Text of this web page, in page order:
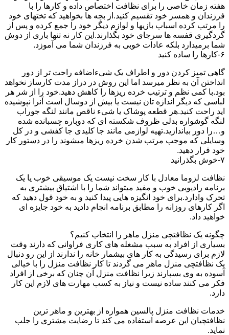
هفته زمان خاصی را برای نظافت اختصاص داده و کارها را با
فرزندان و همسر خود تقسیم کنید.از بچه ها بخواهید که تختهای خود
را مرتب کرده اسباب بازیها و لوازم دیگر خود را جمع کرده و پس از
گردگیری قفسه ها سرجای خود بگذارند.این کار نه تنها باری از دوش
شما برمیدارد بلکه عادات خوبی به فرزندان شما می آموزد.
۶-کارها را ساده کنید
گاهی تمیز کردن دور و اطراف یک شیءاضافه راحت تر از دور
انداختن آن به نظر میرسد اما این روش در دراز مدت کارساز نخواهد
بود.با کمی نظم و ترتیب خرده ریزها را کاهش دهید.خود را از شر هر
لباسی که دیگر اندازه تان نیست یا بیش از دوسال است آنرا نپوشیده
اید راحت کنید.هر قطعه پوشاک یا شیء ناقص مانند لنگه جوراب
لنگه گوشواره بدلی ظروف شکسته ای که دوباره چسبانده شده
و…را دور بیاندازید.تهیه لوازمی مانند جا کلیدی جا کفشی و در کل
وسایلی که موجب مرتب شدن خرده ریزها میشوند را در دستور کار
خود قرار دهید.
۷-خوش بگذرانید
نظافت لزوما معادل با کار سخت نیست یک موسیقی خوب یا یک
برنامه رادیویی خوب و مفید میتواند شما را با اشتیاق بیشتری به
تحرک وادارد.برای خود انگیزه هایی پیدا کنید و به خود قول دهید که
اگر کارهای روزانه را مطابق برنامه انجام دادید به خود جایزه ای
خواهید داد.
چگونه یک نظافتچی منزل ماهر را انتخاب کنیم؟
بسیاری از افراد به سبب مشغله های کاری فراوانی که دارند وقت
لازم برای رسیدگی به کار های بیشمار خانه را ندارند از این رو دنبال
یک نظافتچی منزل ماهر می گردند تا کار نظافت منزل را با خیالی
آسوده به وی بسپارند زیرا نظافت منزل آن چنان که برخی از افراد
فکر می کنند ساده نیست و نیاز به کسب مهارت های لازم این کار
دارد.
خدمات نظافت منزل پالسین همواره از بهترین و ماهر ترین
نظافتچیان این عرصه استفاده می کند تا رضایت مشتری را جلب
نماید.